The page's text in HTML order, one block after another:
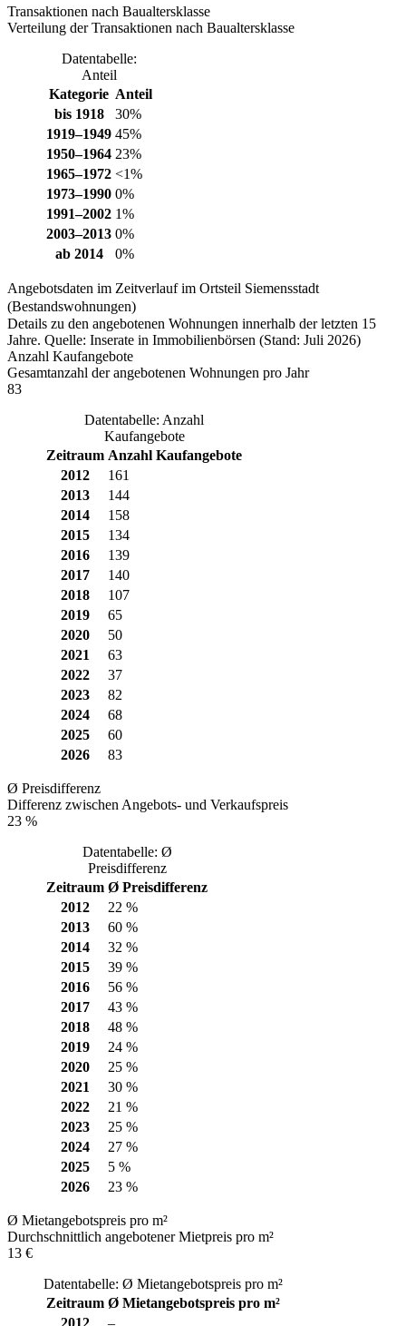
Transaktionen nach Baualtersklasse
Verteilung der Transaktionen nach Baualtersklasse
Datentabelle:
Anteil
Kategorie Anteil
bis 1918
30%
1919–1949 45%
1950–1964 23%
1965–1972 <1%
1973–1990 0%
1991–2002 1%
2003–2013 0%
ab 2014
0%
Angebotsdaten im Zeitverlauf im Ortsteil Siemensstadt
(Bestandswohnungen)
Details zu den angebotenen Wohnungen innerhalb der letzten 15
Jahre. Quelle: Inserate in Immobilienbörsen (Stand: Juli 2026)
Anzahl Kaufangebote
Gesamtanzahl der angebotenen Wohnungen pro Jahr
83
Datentabelle: Anzahl
Kaufangebote
Zeitraum Anzahl Kaufangebote
2012
161
2013
144
2014
158
2015
134
2016
139
2017
140
2018
107
2019
65
2020
50
2021
63
2022
37
2023
82
2024
68
2025
60
2026
83
Ø Preisdifferenz
Differenz zwischen Angebots- und Verkaufspreis
23 %
Datentabelle: Ø
Preisdifferenz
Zeitraum Ø Preisdifferenz
2012
22 %
2013
60 %
2014
32 %
2015
39 %
2016
56 %
2017
43 %
2018
48 %
2019
24 %
2020
25 %
2021
30 %
2022
21 %
2023
25 %
2024
27 %
2025
5 %
2026
23 %
Ø Mietangebotspreis pro m²
Durchschnittlich angebotener Mietpreis pro m²
13 €
Datentabelle: Ø Mietangebotspreis pro m²
Zeitraum Ø Mietangebotspreis pro m²
2012
–